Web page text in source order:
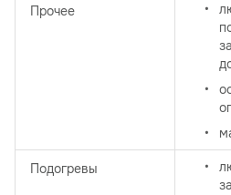
Прочее
Подогревы